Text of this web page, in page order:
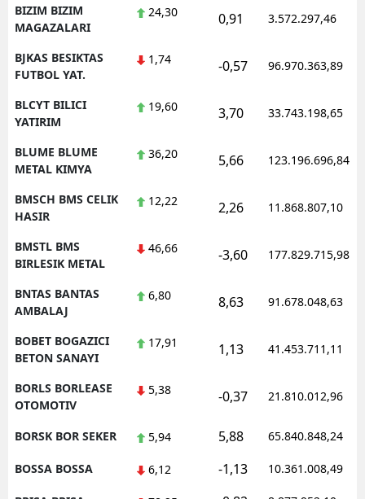
BIZIM BIZIM
MAGAZALARI
24,30 0,91 3.572.297,46
BJKAS BESIKTAS
FUTBOL YAT.
1,74 -0,57 96.970.363,89
BLCYT BILICI
YATIRIM
19,60 3,70 33.743.198,65
BLUME BLUME
METAL KIMYA
36,20 5,66 123.196.696,84
BMSCH BMS CELIK
HASIR
12,22 2,26 11.868.807,10
BMSTL BMS
BIRLESIK METAL
46,66 -3,60 177.829.715,98
BNTAS BANTAS
AMBALAJ
6,80 8,63 91.678.048,63
BOBET BOGAZICI
BETON SANAYI
17,91 1,13 41.453.711,11
BORLS BORLEASE
OTOMOTIV
5,38 -0,37 21.810.012,96
BORSK BOR SEKER 5,94 5,88 65.840.848,24
BOSSA BOSSA 6,12 -1,13 10.361.008,49